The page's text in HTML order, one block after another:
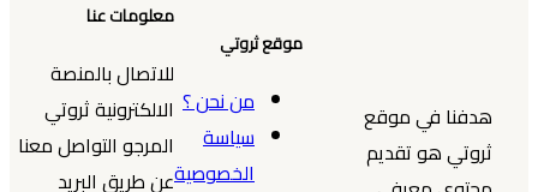
هدفنا في موقع
ثروتي هو تقديم
موقع ثروتي
من نحن ؟
سياسة
الخصوصية
معلومات عنا
للاتصال بالمنصة
الالكترونية ثروتي
المرجو التواصل معنا
عن طريق البريد